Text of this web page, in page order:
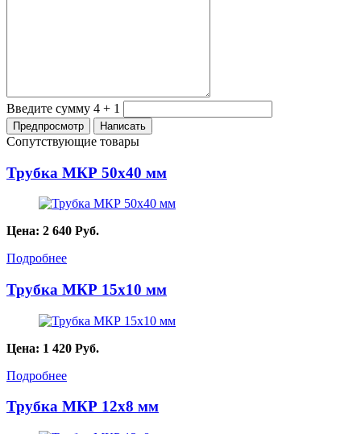
Введите сумму 4 + 1
Сопутствующие товары
Трубка МКР 50х40 мм
Цена: 2 640 Руб.
Подробнее
Трубка МКР 15х10 мм
Цена: 1 420 Руб.
Подробнее
Трубка МКР 12х8 мм